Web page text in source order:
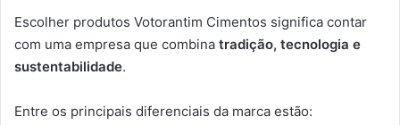
Escolher produtos Votorantim Cimentos significa contar
com uma empresa que combina tradição, tecnologia e
sustentabilidade.
Entre os principais diferenciais da marca estão: